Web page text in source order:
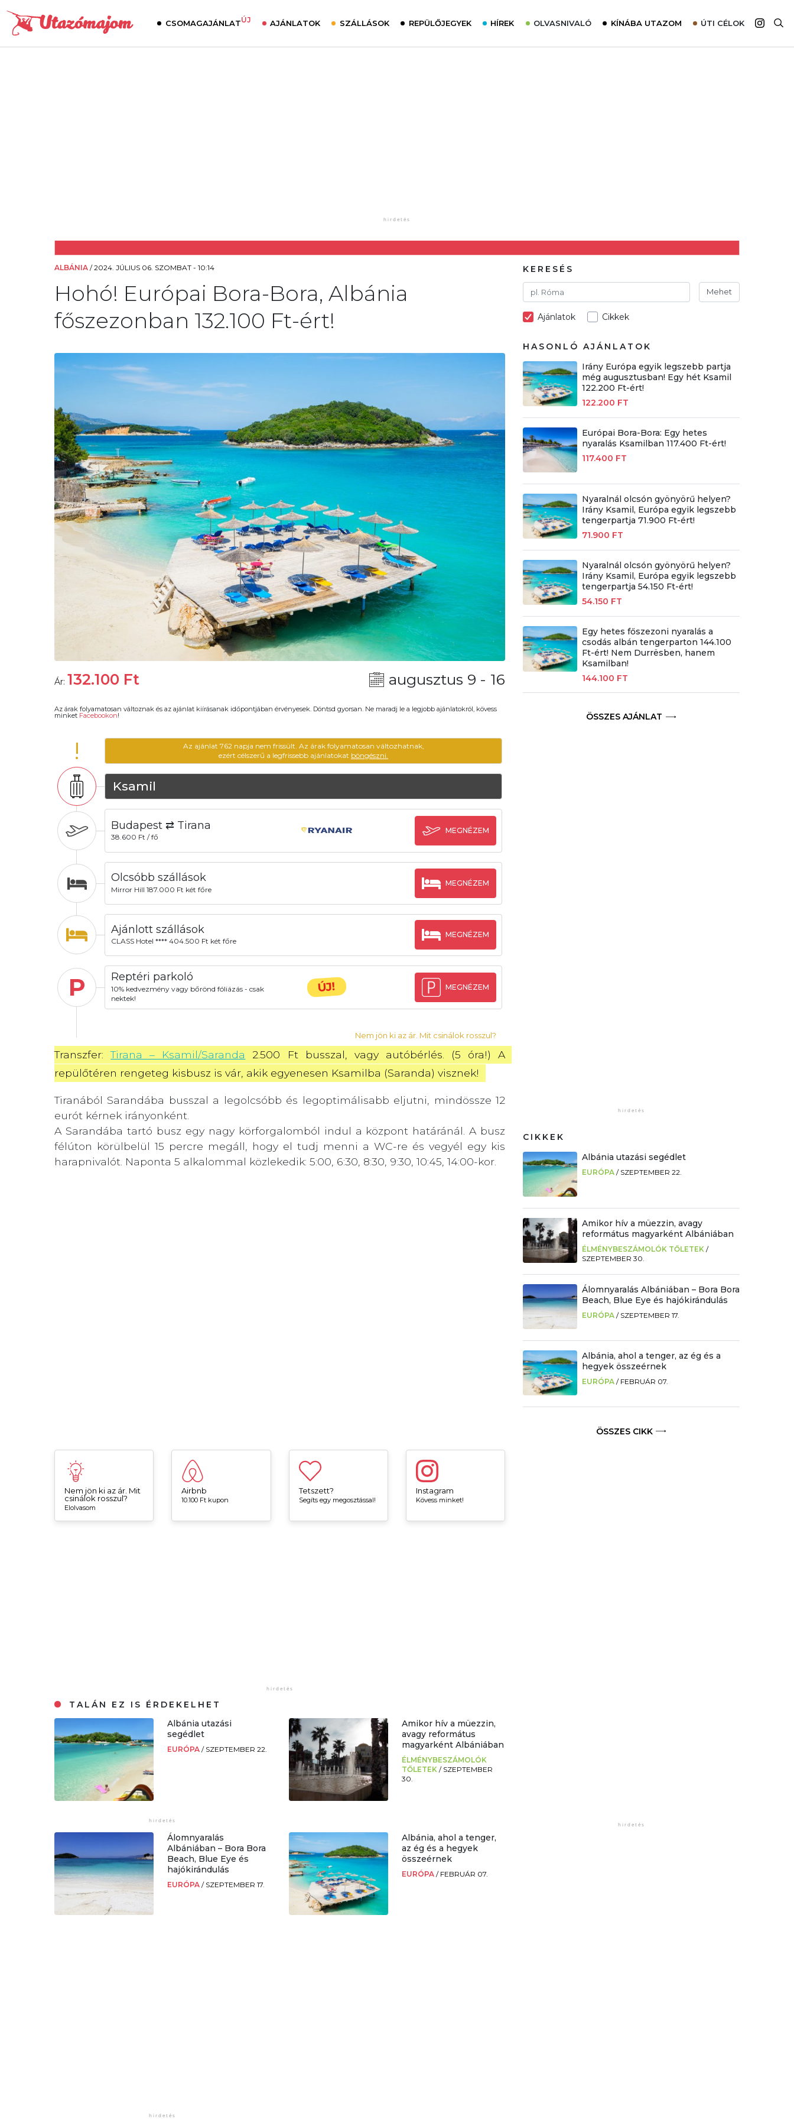
CSOMAGAJÁNLATÚJ AJÁNLATOK SZÁLLÁSOK REPÜLŐJEGYEK HÍREK OLVASNIVALÓ KÍNÁBA UTAZOM ÚTI CÉLOK
ALBÁNIA /2024. JÚLIUS 06. SZOMBAT - 10:14
Hohó! Európai Bora-Bora, Albánia
főszezonban 132.100 Ft-ért!
Ár: 132.100 Ft augusztus 9 - 16
Az árak folyamatosan változnak és az ajánlat kiírásanak időpontjában érvényesek. Döntsd gyorsan. Ne maradj le a legjobb ajánlatokról, kövess
minket Facebookon!
!
Az ajánlat 762 napja nem frissült. Az árak folyamatosan változhatnak,
ezért célszerű a legfrissebb ajánlatokat böngészni.
Ksamil
Budapest ⇄ Tirana
38.600 Ft / fő
MEGNÉZEM
Olcsóbb szállások
Mirror Hill 187.000 Ft két főre
MEGNÉZEM
Ajánlott szállások
CLASS Hotel **** 404.500 Ft két főre
MEGNÉZEM
P Reptéri parkoló
10% kedvezmény vagy bőrönd fóliázás - csak
nektek!
ÚJ! MEGNÉZEM
Nem jön ki az ár. Mit csinálok rosszul?
Transzfer: Tirana – Ksamil/Saranda
2.500 Ft busszal, vagy autóbérlés. (5 óra!) A
repülőtéren rengeteg kisbusz is vár, akik egyenesen Ksamilba (Saranda) visznek!
Tiranából Sarandába busszal a legolcsóbb és legoptimálisabb eljutni, mindössze 12
eurót kérnek irányonként.
A Sarandába tartó busz egy nagy körforgalomból indul a központ határánál. A busz
félúton körülbelül 15 percre megáll, hogy el tudj menni a WC-re és vegyél egy kis
harapnivalót. Naponta 5 alkalommal közlekedik: 5:00, 6:30, 8:30, 9:30, 10:45, 14:00-kor.
Nem jön ki az ár. Mit
csinálok rosszul?
Elolvasom
Airbnb
10.100 Ft kupon
Tetszett?
Segíts egy megosztással!
Instagram
Kövess minket!
TALÁN EZ IS ÉRDEKELHET
Albánia utazási
segédlet
EURÓPA/ SZEPTEMBER 22.
Amikor hív a müezzin,
avagy református
magyarként Albániában
ÉLMÉNYBESZÁMOLÓK
TŐLETEK / SZEPTEMBER
30.
Álomnyaralás
Albániában – Bora Bora
Beach, Blue Eye és
hajókirándulás
EURÓPA/ SZEPTEMBER 17.
Albánia, ahol a tenger,
az ég és a hegyek
összeérnek
EURÓPA / FEBRUÁR 07.
KERESÉS
Mehet
Ajánlatok Cikkek
HASONLÓ AJÁNLATOK
Irány Európa egyik legszebb partja
még augusztusban! Egy hét Ksamil
122.200 Ft-ért!
122.200 FT
Európai Bora-Bora: Egy hetes
nyaralás Ksamilban 117.400 Ft-ért!
117.400 FT
Nyaralnál olcsón gyönyörű helyen?
Irány Ksamil, Európa egyik legszebb
tengerpartja 71.900 Ft-ért!
71.900 FT
Nyaralnál olcsón gyönyörű helyen?
Irány Ksamil, Európa egyik legszebb
tengerpartja 54.150 Ft-ért!
54.150 FT
Egy hetes főszezoni nyaralás a
csodás albán tengerparton 144.100
Ft-ért! Nem Durrësben, hanem
Ksamilban!
144.100 FT
ÖSSZES AJÁNLAT
CIKKEK
Albánia utazási segédlet
EURÓPA / SZEPTEMBER 22.
Amikor hív a müezzin, avagy
református magyarként Albániában
ÉLMÉNYBESZÁMOLÓK TŐLETEK /
SZEPTEMBER 30.
Álomnyaralás Albániában – Bora Bora
Beach, Blue Eye és hajókirándulás
EURÓPA / SZEPTEMBER 17.
Albánia, ahol a tenger, az ég és a
hegyek összeérnek
EURÓPA / FEBRUÁR 07.
ÖSSZES CIKK